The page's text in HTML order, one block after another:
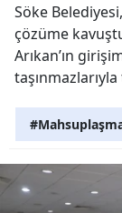
Söke
çözüme
Arıkan’ın